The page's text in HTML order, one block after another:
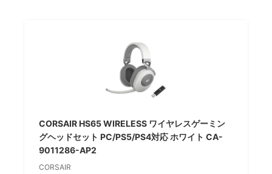
CORSAIR HS65 WIRELESS ワイヤレスゲーミン
グヘッドセット PC/PS5/PS4対応 ホワイト CA-
9011286-AP2
CORSAIR